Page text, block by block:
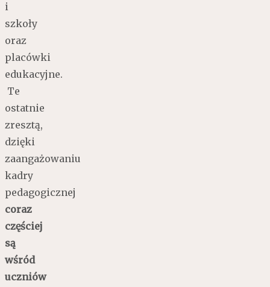
i
szkoły
oraz
placówki
edukacyjne.
Te
ostatnie
zresztą,
dzięki
zaangażowaniu
kadry
pedagogicznej
coraz
częściej
są
wśród
uczniów